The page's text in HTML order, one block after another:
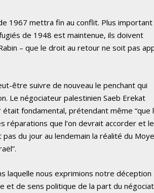
1967 mettra fin au conflit. Plus important
de 1948 est maintenue, ils doivent
– que le droit au retour ne soit pas
être suivre de nouveau le penchant qui
Le négociateur palestinien Saeb Erekat
fondamental, prétendant même “que
réparations que l’on devrait accorder et le
du jour au lendemain la réalité du
laquelle nous exprimions notre déception
et de sens politique de la part du